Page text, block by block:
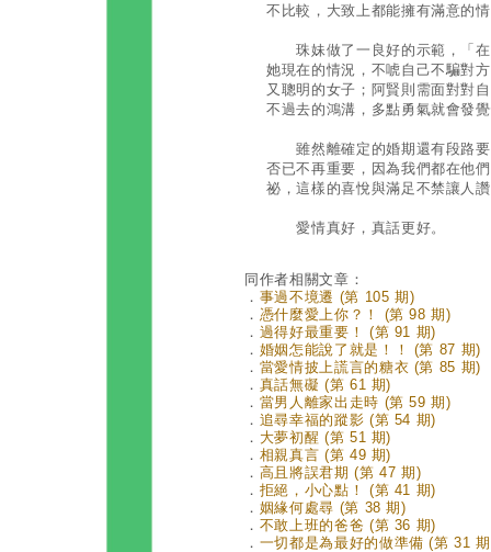
不比較，大致上都能擁有滿意的
珠妹做了一良好的示範，「在
她現在的情況，不唬自己不騙對
又聰明的女子；阿賢則需面對對
不過去的鴻溝，多點勇氣就會發
雖然離確定的婚期還有段路要
否已不再重要，因為我們都在他
祕，這樣的喜悅與滿足不禁讓人
愛情真好，真話更好。
同作者相關文章：
． 事過不境遷 (第 105 期)
． 憑什麼愛上你？！ (第 98 期)
． 過得好最重要！ (第 91 期)
． 婚姻怎能說了就是！！ (第 87 期)
． 當愛情披上謊言的糖衣 (第 85 期)
． 真話無礙 (第 61 期)
． 當男人離家出走時 (第 59 期)
． 追尋幸福的蹤影 (第 54 期)
． 大夢初醒 (第 51 期)
． 相親真言 (第 49 期)
． 高且將誤君期 (第 47 期)
． 拒絕，小心點！ (第 41 期)
． 姻緣何處尋 (第 38 期)
． 不敢上班的爸爸 (第 36 期)
． 一切都是為最好的做準備 (第 31